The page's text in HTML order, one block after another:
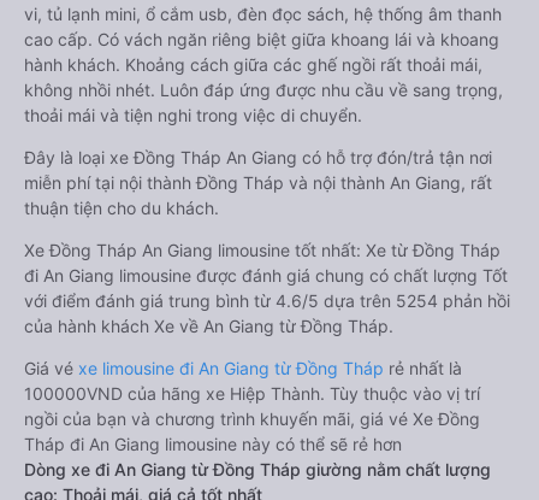
vi, tủ lạnh mini, ổ cắm usb, đèn đọc sách, hệ thống âm thanh
cao cấp. Có vách ngăn riêng biệt giữa khoang lái và khoang
hành khách. Khoảng cách giữa các ghế ngồi rất thoải mái,
không nhồi nhét. Luôn đáp ứng được nhu cầu về sang trọng,
thoải mái và tiện nghi trong việc di chuyển.
Đây là loại xe Đồng Tháp An Giang có hỗ trợ đón/trả tận nơi
miễn phí tại nội thành Đồng Tháp và nội thành An Giang, rất
thuận tiện cho du khách.
Xe Đồng Tháp An Giang limousine tốt nhất: Xe từ Đồng Tháp
đi An Giang limousine được đánh giá chung có chất lượng Tốt
với điểm đánh giá trung bình từ 4.6/5 dựa trên 5254 phản hồi
của hành khách Xe về An Giang từ Đồng Tháp.
Giá vé xe limousine đi An Giang từ Đồng Tháp rẻ nhất là
100000VND của hãng xe Hiệp Thành. Tùy thuộc vào vị trí
ngồi của bạn và chương trình khuyến mãi, giá vé Xe Đồng
Tháp đi An Giang limousine này có thể sẽ rẻ hơn
Dòng xe đi An Giang từ Đồng Tháp giường nằm chất lượng
cao: Thoải mái, giá cả tốt nhất